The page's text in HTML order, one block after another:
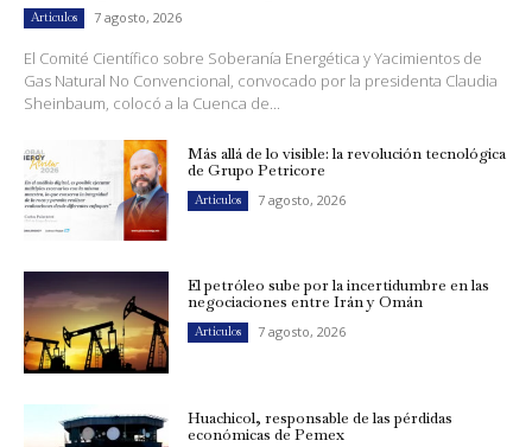
Artículos 7 agosto, 2026
El Comité Científico sobre Soberanía Energética y Yacimientos de
Gas Natural No Convencional, convocado por la presidenta Claudia
Sheinbaum, colocó a la Cuenca de...
Más allá de lo visible: la revolución tecnológica
de Grupo Petricore
Artículos 7 agosto, 2026
El petróleo sube por la incertidumbre en las
negociaciones entre Irán y Omán
Artículos 7 agosto, 2026
Huachicol, responsable de las pérdidas
económicas de Pemex